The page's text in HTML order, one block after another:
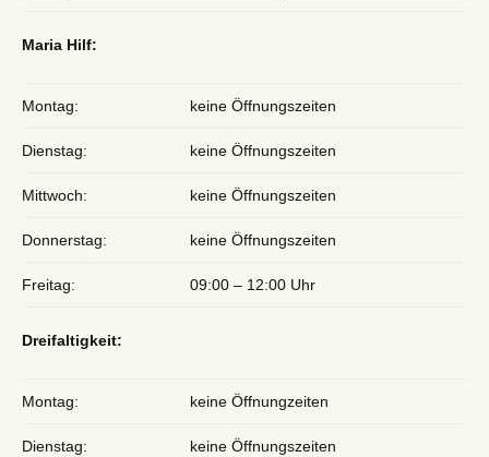
Maria Hilf:
Montag: keine Öffnungszeiten
Dienstag: keine Öffnungszeiten
Mittwoch: keine Öffnungszeiten
Donnerstag: keine Öffnungszeiten
Freitag: 09:00 – 12:00 Uhr
Dreifaltigkeit:
Montag: keine Öffnungzeiten
Dienstag: keine Öffnungszeiten